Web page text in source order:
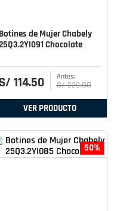
Botines de Mujer Chabely
Chocolate
S/ 114.50 S/ 229.00
VER PRODUCTO
50%